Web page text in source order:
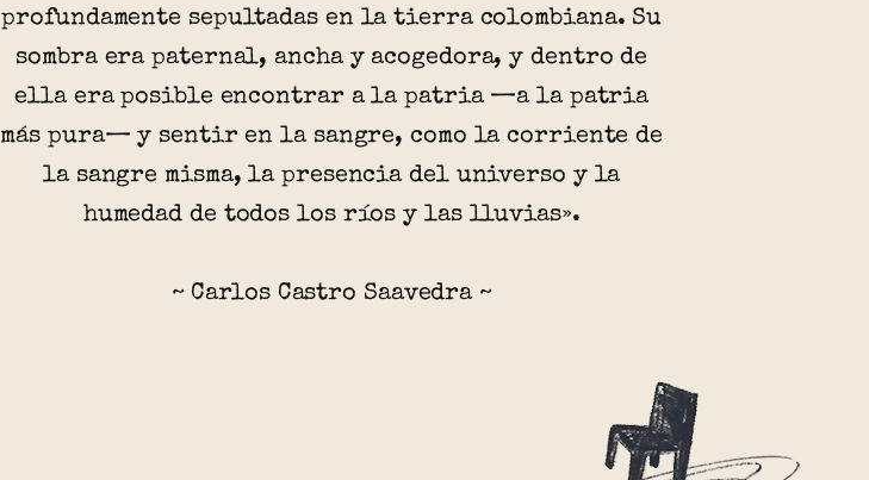
profundamente sepultadas en la tierra colombiana. Su
sombra era paternal, ancha y acogedora, y dentro de
ella era posible encontrar a la patria —a la patria
más pura— y sentir en la sangre, como la corriente de
la sangre misma, la presencia del universo y la
humedad de todos los ríos y las lluvias».
~ Carlos Castro Saavedra ~